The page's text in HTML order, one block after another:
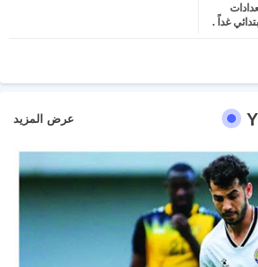
غداً .
عرض المزيد